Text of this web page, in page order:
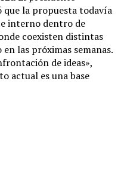
que la propuesta todavía
interno dentro de
coexisten distintas
las próximas semanas.
de ideas»,
actual es una base